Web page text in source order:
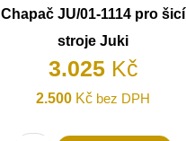
Chapač JU/01-1114 pro šicí
stroje Juki
3.025 Kč
2.500 Kč bez DPH